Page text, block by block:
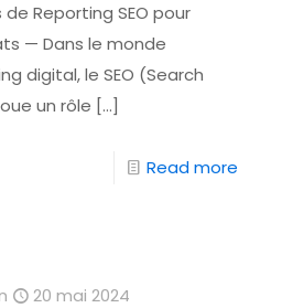
Reporting SEO pour
— Dans le monde
digital, le SEO (Search
un rôle […]
Read more
20 mai 2024